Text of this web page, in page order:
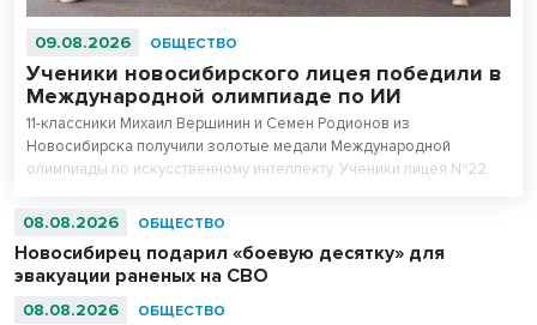
09.08.2026 ОБЩЕСТВО
Ученики новосибирского лицея победили в
Международной олимпиаде по ИИ
11-классники Михаил Вершинин и Семен Родионов из
Новосибирска получили золотые медали Международной
олимпиады по искусственному интеллекту. Ученики лицея №22
абсолютными чемпионами соревнований.
08.08.2026 ОБЩЕСТВО
Новосибирец подарил «боевую десятку» для
эвакуации раненых на СВО
08.08.2026 ОБЩЕСТВО